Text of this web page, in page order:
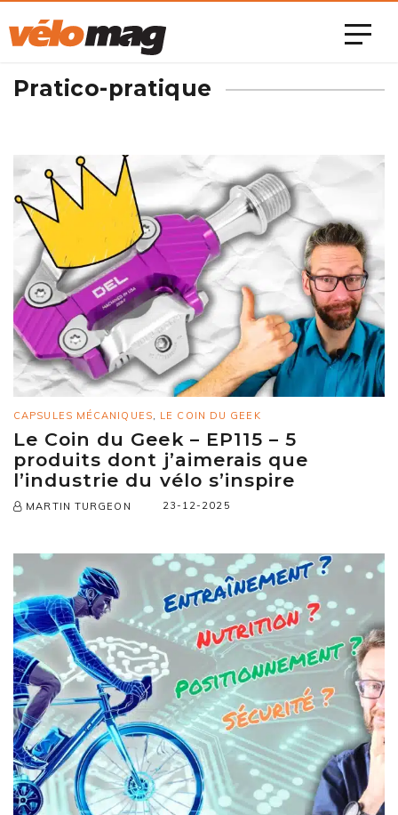
Pratico-pratique
CAPSULES MÉCANIQUES LE COIN DU GEEK
Le Coin du Geek – EP115 – 5
produits dont j’aimerais que
l’industrie du vélo s’inspire
MARTIN TURGEON 23-12-2025